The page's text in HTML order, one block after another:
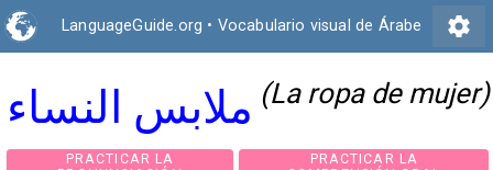
LanguageGuide.org • Vocabulario visual de Árabe settings
ملابس النساء (La ropa de mujer)